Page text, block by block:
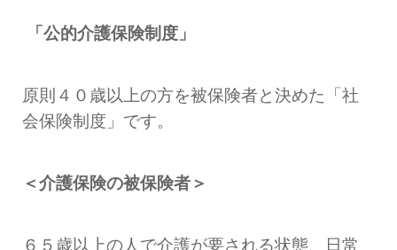
「公的介護保険制度」
原則４０歳以上の方を被保険者と決めた「社
会保険制度」です。
＜介護保険の被保険者＞
６５歳以上の人で介護が要される状態、日常